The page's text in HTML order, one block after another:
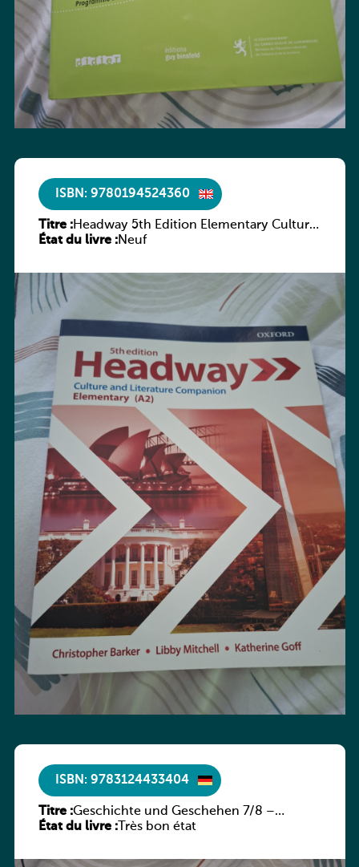
ISBN: 9780194524360
Titre :Headway 5th Edition Elementary Culture
and Literature Companion
État du livre :Neuf
ISBN: 9783124433404
Titre :Geschichte und Geschehen 7/8 –
Rheinland-Pfalz
État du livre :Très bon état